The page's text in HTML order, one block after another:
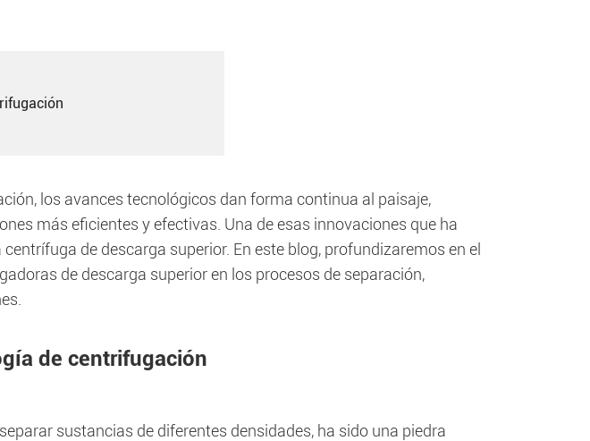
los avances tecnológicos dan forma continua al paisaje,
más eficientes y efectivas. Una de esas innovaciones que ha
de descarga superior. En este blog, profundizaremos en el
de descarga superior en los procesos de separación,
de centrifugación
sustancias de diferentes densidades, ha sido una piedra